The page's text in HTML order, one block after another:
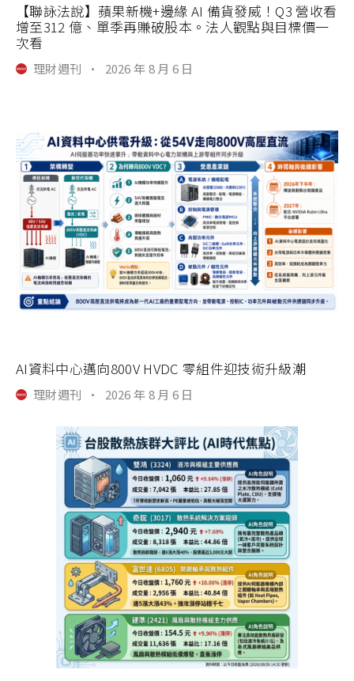
【聯詠法說】蘋果新機+邊緣 AI 備貨發威！Q3 營收看
增至312 億、單季再賺破股本。法人觀點與目標價一
次看
理財週刊 · 2026 年 8 月 6 日
AI資料中心邁向800V HVDC 零組件迎技術升級潮
理財週刊 · 2026 年 8 月 6 日